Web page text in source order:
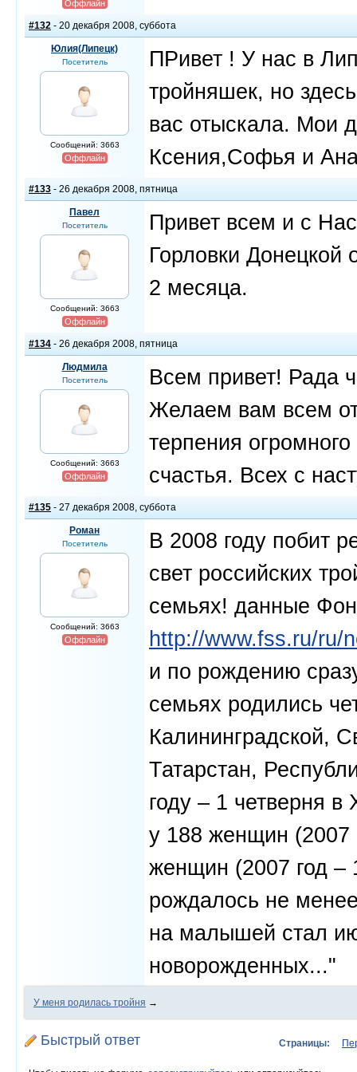
Оффлайн
#132 - 20 декабря 2008, суббота
Юлия(Липецк)
Посетитель
Сообщений: 3663
Оффлайн
ПРивет ! У нас в
тройняшек, но
вас отыскала. Мои
Ксения,Софья и
#133 - 26 декабря 2008, пятница
Павел
Посетитель
Сообщений: 3663
Оффлайн
Привет всем и с
Горловки
2 месяца.
#134 - 26 декабря 2008, пятница
Людмила
Посетитель
Сообщений: 3663
Оффлайн
Всем привет! Рада
Желаем вам всем
терпения
счастья. Всех с
#135 - 27 декабря 2008, суббота
Роман
Посетитель
Сообщений: 3663
Оффлайн
В 2008 году побит
свет российских
семьях! данные
http://www.fss.ru/ru/
и по рождению
семьях родились
Калининградской,
Татарстан,
году – 1 четверня
у 188 женщин (2007
женщин (2007 год –
рождалось не
на малышей стал
новорожденных..."
У меня родилась тройня →
Страницы:
Быстрый ответ